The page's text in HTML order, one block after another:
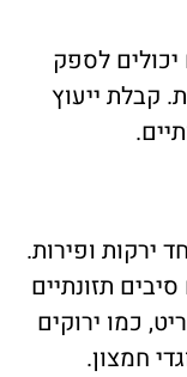
יכולים לספק
קבלת ייעוץ
ירקות ופירות.
תזונתיים
כמו ירוקים
חמצון.